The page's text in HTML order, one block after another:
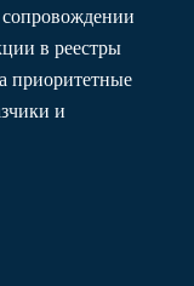
в реестры
приоритетные
и